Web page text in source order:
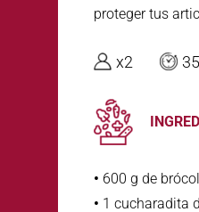
proteger tus
x2
• 600 g de
• 1 cucharadita